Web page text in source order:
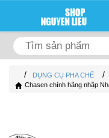
/ DỤNG CỤ PHA CHẾ /
Chasen chính hãng nhập